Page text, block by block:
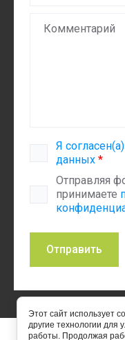
Я
данных *
Отправляя
принимаете
Отправить
Этот сайт использует
другие технологии для
работы. Продолжая